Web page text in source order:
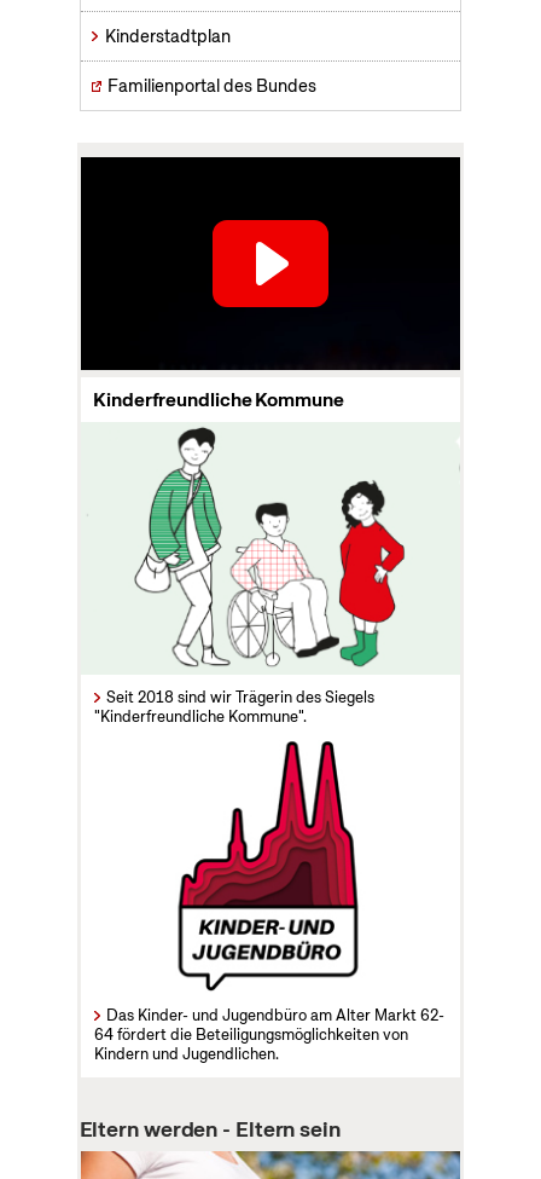
Kinderstadtplan
Familienportal des Bundes
Kinderfreundliche Kommune
Seit 2018 sind wir Trägerin des Siegels
"Kinderfreundliche Kommune".
Das Kinder- und Jugendbüro am Alter Markt 62-
64 fördert die Beteiligungsmöglichkeiten von
Kindern und Jugendlichen.
Eltern werden - Eltern sein